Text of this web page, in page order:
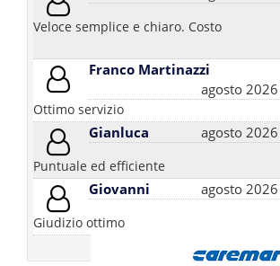
Veloce semplice e chiaro. Costo
Franco Martinazzi
agosto
Ottimo servizio
Gianluca agosto
Puntuale ed efficiente
Giovanni agosto
Giudizio ottimo
vedi tutti i commenti